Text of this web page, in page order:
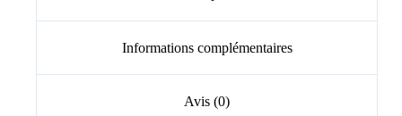
Informations complémentaires
Avis (0)